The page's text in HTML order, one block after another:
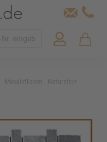
- Mosaikfliesen - Naturstein -